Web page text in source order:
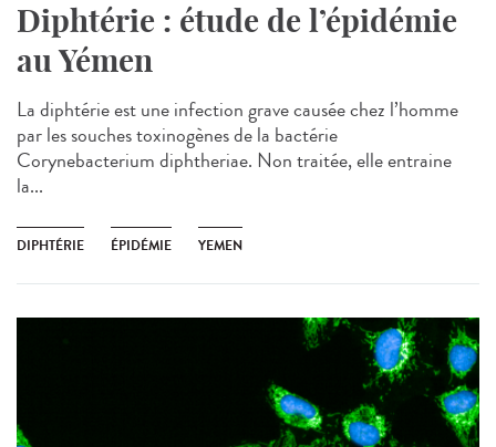
Diphtérie : étude de l’épidémie
au Yémen
La diphtérie est une infection grave causée chez l’homme
par les souches toxinogènes de la bactérie
Corynebacterium diphtheriae. Non traitée, elle entraine
la...
DIPHTÉRIE ÉPIDÉMIE YEMEN